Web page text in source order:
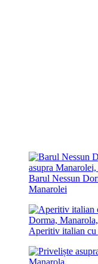
Barul Nessun
Manarolei
Aperitiv italian cu